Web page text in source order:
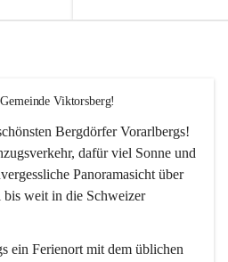
Viktorsberg!
Bergdörfer Vorarlbergs!
dafür viel Sonne und
Panoramasicht über
bis weit in die Schweizer
ein Ferienort mit dem üblichen